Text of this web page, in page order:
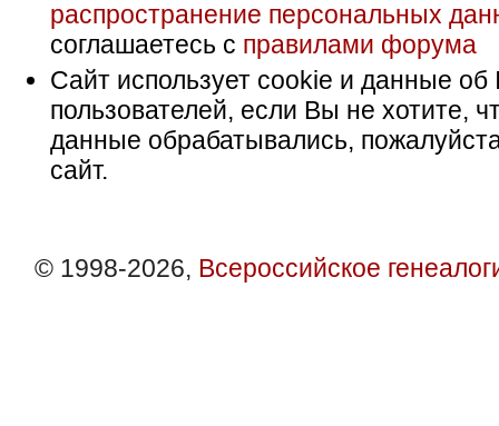
распространение персональных
соглашаетесь с правилами форума
Сайт использует cookie и данные об
пользователей, если Вы не хотите,
данные обрабатывались,
сайт.
© 1998-2026, Всероссийское